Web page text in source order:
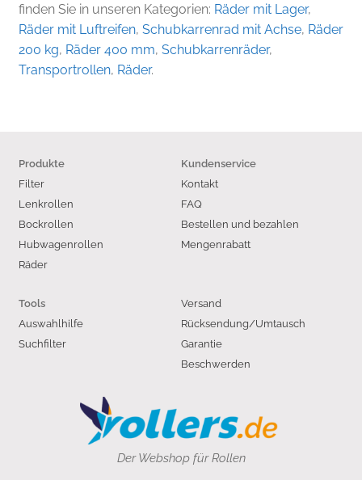
finden Sie in unseren Kategorien: Räder mit Lager,
Räder mit Luftreifen, Schubkarrenrad mit Achse, Räder
200 kg, Räder 400 mm, Schubkarrenräder,
Transportrollen, Räder.
Produkte
Filter
Lenkrollen
Bockrollen
Hubwagenrollen
Räder
Kundenservice
Kontakt
FAQ
Bestellen und bezahlen
Mengenrabatt
Versand
Rücksendung/Umtausch
Garantie
Beschwerden
Tools
Auswahlhilfe
Suchfilter
Der Webshop für Rollen